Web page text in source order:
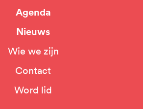
Agenda
Nieuws
Wie we zijn
Contact
Word lid